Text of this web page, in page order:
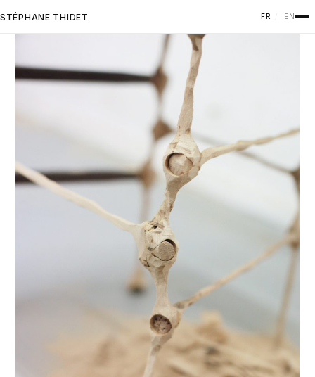
STÉPHANE THIDET FR EN